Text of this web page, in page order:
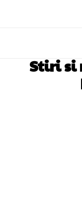
Stiri si